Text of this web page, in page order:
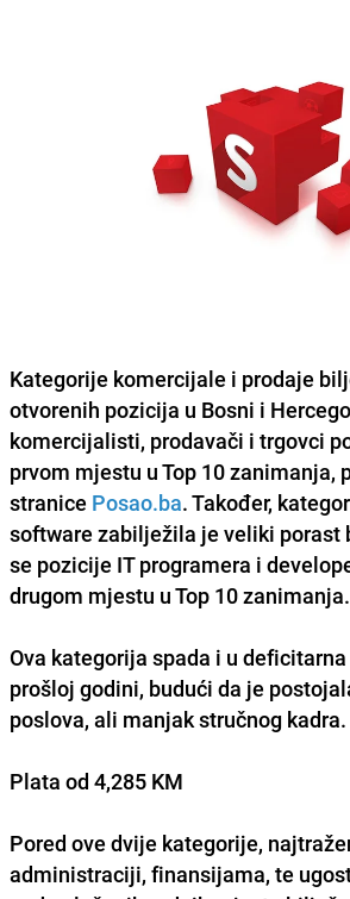
Kategorije komercijale i prodaje
otvorenih pozicija u Bosni i
komercijalisti, prodavači i trgovci
prvom mjestu u Top 10 zanimanja,
stranice Posao.ba. Također,
software zabilježila je veliki porast
se pozicije IT programera i
drugom mjestu u Top 10 zanimanja.
Ova kategorija spada i u
prošloj godini, budući da je
poslova, ali manjak stručnog kadra.
Plata od 4,285 KM
Pored ove dvije kategorije,
administraciji, finansijama, te